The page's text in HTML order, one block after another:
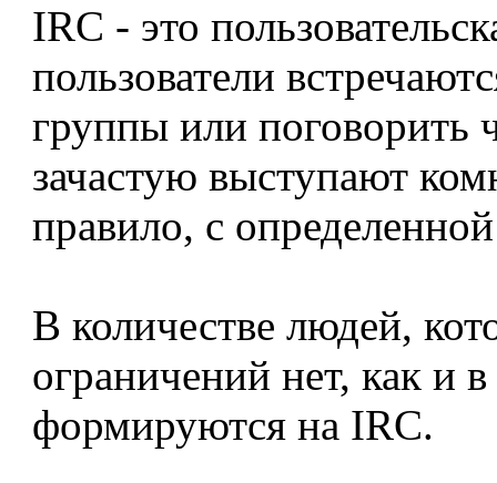
IRC - это
пользователи
группы или поговорить
зачастую выступают
правило, с
В количестве людей,
ограничений нет, как и
формируются на IRC.